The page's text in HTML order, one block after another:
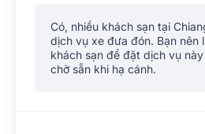
Có, nhiều khách sạn tại
dịch vụ xe đưa đón. Bạn nên
khách sạn để đặt dịch vụ
chờ sẵn khi hạ cánh.